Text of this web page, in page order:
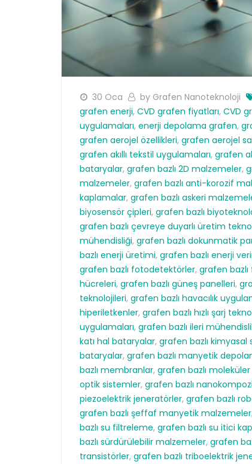
30 Oca by Grafen Nanoteknoloji
grafen enerji, CVD grafen fiyatları, CVD
uygulamaları, enerji depolama grafen,
grafen aerojel özellikleri, grafen aerojel
grafen akıllı tekstil uygulamaları, grafen
bataryalar, grafen bazlı 2D malzemeler,
malzemeler, grafen bazlı anti-korozif
kaplamalar, grafen bazlı askeri
biyosensör çipleri, grafen bazlı
grafen bazlı çevreye duyarlı üretim
mühendisliği, grafen bazlı dokunmatik
bazlı enerji üretimi, grafen bazlı enerji
grafen bazlı fotodetektörler, grafen
hücreleri, grafen bazlı güneş panelleri,
teknolojileri, grafen bazlı havacılık
hiperiletkenler, grafen bazlı hızlı şarj
uygulamaları, grafen bazlı ileri
katı hal bataryalar, grafen bazlı kimyasal
bataryalar, grafen bazlı manyetik
bazlı membranlar, grafen bazlı
optik sistemler, grafen bazlı
piezoelektrik jeneratörler, grafen bazlı
grafen bazlı şeffaf manyetik malzemeler,
bazlı su filtreleme, grafen bazlı su itici
bazlı sürdürülebilir malzemeler, grafen
transistörler, grafen bazlı triboelektrik